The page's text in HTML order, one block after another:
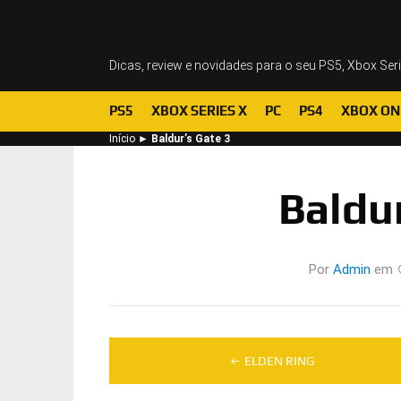
Dicas, review e novidades para o seu PS5, Xbox
PS5 XBOX SERIES X PC PS4 XBOX
Início ► Baldur’s Gate 3
Por Admin em
Navegação
de
ELDEN RING